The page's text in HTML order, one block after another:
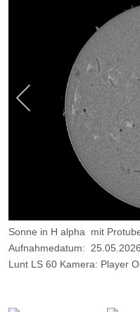
Sonne in H alpha mit
Aufnahmedatum:
Lunt LS 60 Kamera: Player